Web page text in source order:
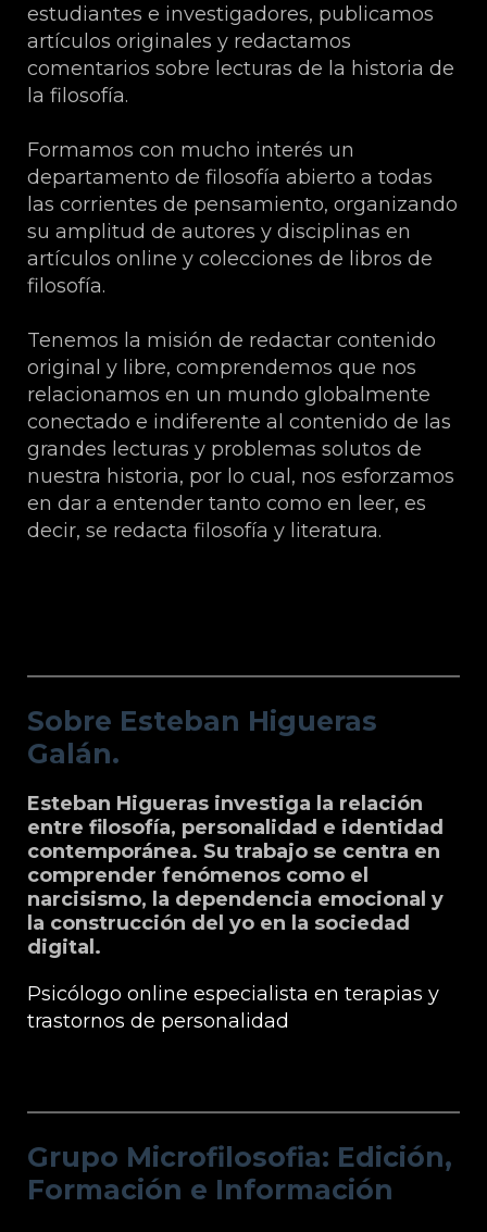
estudiantes e investigadores, publicamos
artículos originales y redactamos
comentarios sobre lecturas de la historia de
la filosofía.
Formamos con mucho interés un
departamento de filosofía abierto a todas
las corrientes de pensamiento, organizando
su amplitud de autores y disciplinas en
artículos online y colecciones de libros de
filosofía.
Tenemos la misión de redactar contenido
original y libre, comprendemos que nos
relacionamos en un mundo globalmente
conectado e indiferente al contenido de las
grandes lecturas y problemas solutos de
nuestra historia, por lo cual, nos esforzamos
en dar a entender tanto como en leer, es
decir, se redacta filosofía y literatura.
Sobre Esteban Higueras
Galán.
Esteban Higueras investiga la relación
entre filosofía, personalidad e identidad
contemporánea. Su trabajo se centra en
comprender fenómenos como el
narcisismo, la dependencia emocional y
la construcción del yo en la sociedad
digital.
Psicólogo online especialista en terapias y
trastornos de personalidad
Grupo Microfilosofia: Edición,
Formación e Información